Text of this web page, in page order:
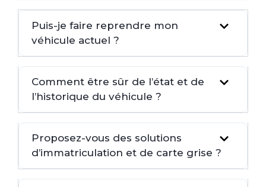
Puis-je faire reprendre mon
véhicule actuel ?
Comment être sûr de l’état et de
l’historique du véhicule ?
Proposez-vous des solutions
d’immatriculation et de carte grise ?